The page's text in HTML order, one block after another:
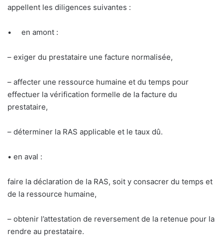
appellent les diligences suivantes :
• en amont :
– exiger du prestataire une facture normalisée,
– affecter une ressource humaine et du temps pour
effectuer la vérification formelle de la facture du
prestataire,
– déterminer la RAS applicable et le taux dû.
• en aval :
faire la déclaration de la RAS, soit y consacrer du temps et
de la ressource humaine,
– obtenir l’attestation de reversement de la retenue pour la
rendre au prestataire.